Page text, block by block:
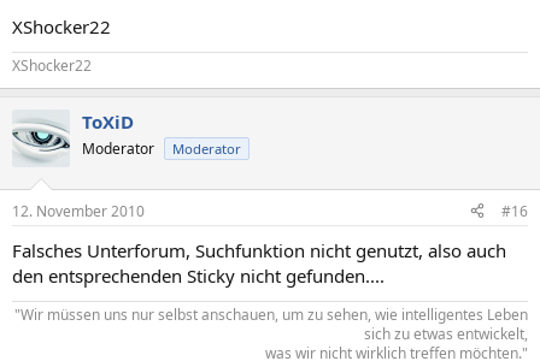
XShocker22
XShocker22
ToXiD
Moderator Moderator
12. November 2010 #16
Falsches Unterforum, Suchfunktion nicht genutzt, also auch
den entsprechenden Sticky nicht gefunden....
"Wir müssen uns nur selbst anschauen, um zu sehen, wie intelligentes Leben
sich zu etwas entwickelt,
was wir nicht wirklich treffen möchten."​